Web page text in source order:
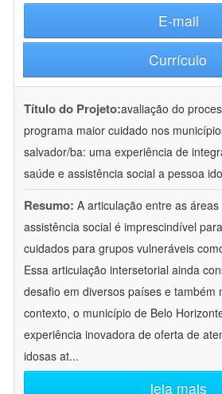
E-mail
Currículo
Título do Projeto:avaliação do
programa maior cuidado nos
salvador/ba: uma experiência de
saúde e assistência social a pessoa
Resumo: A articulação entre as
assistência social é imprescindível
cuidados para grupos vulneráveis
Essa articulação intersetorial ainda
desafio em diversos países e também
contexto, o município de Belo
experiência inovadora de oferta de
idosas at...
leia mais